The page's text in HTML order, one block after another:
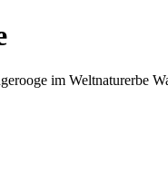
im Weltnaturerbe